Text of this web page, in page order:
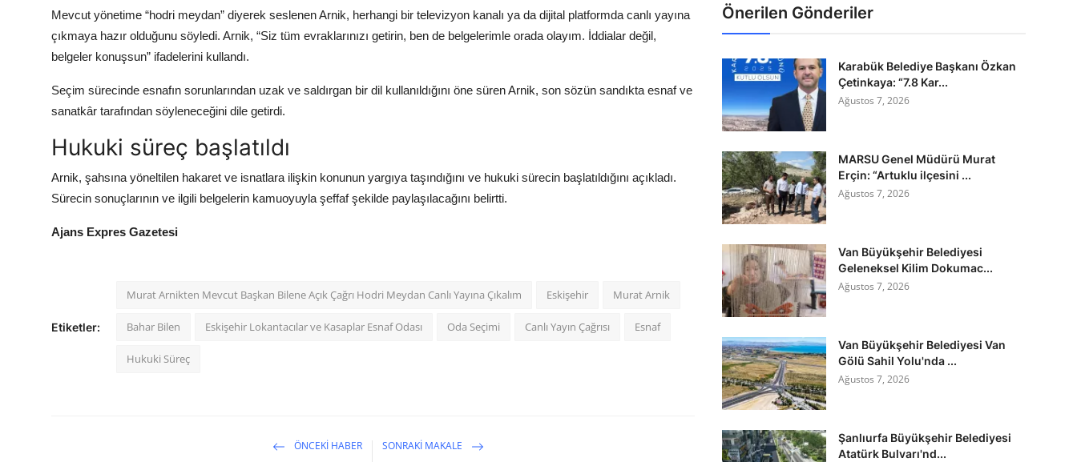
Mevcut yönetime “hodri meydan” diyerek seslenen Arnik, herhangi bir televizyon kanalı ya da dijital platformda canlı yayına
çıkmaya hazır olduğunu söyledi. Arnik, “Siz tüm evraklarınızı getirin, ben de belgelerimle orada olayım. İddialar değil,
belgeler konuşsun” ifadelerini kullandı.
Seçim sürecinde esnafın sorunlarından uzak ve saldırgan bir dil kullanıldığını öne süren Arnik, son sözün sandıkta esnaf ve
sanatkâr tarafından söyleneceğini dile getirdi.
Hukuki süreç başlatıldı
Arnik, şahsına yöneltilen hakaret ve isnatlara ilişkin konunun yargıya taşındığını ve hukuki sürecin başlatıldığını açıkladı.
Sürecin sonuçlarının ve ilgili belgelerin kamuoyuyla şeffaf şekilde paylaşılacağını belirtti.
Ajans Expres Gazetesi
Etiketler:
Murat Arnikten Mevcut Başkan Bilene Açık Çağrı Hodri Meydan Canlı Yayına Çıkalım Eskişehir Murat Arnik
Bahar Bilen Eskişehir Lokantacılar ve Kasaplar Esnaf Odası Oda Seçimi Canlı Yayın Çağrısı Esnaf
Hukuki Süreç
ÖNCEKI HABER SONRAKI MAKALE
Önerilen Gönderiler
Karabük Belediye Başkanı Özkan
Çetinkaya: “7.8 Kar...
Ağustos 7, 2026
MARSU Genel Müdürü Murat
Erçin: “Artuklu ilçesini ...
Ağustos 7, 2026
Van Büyükşehir Belediyesi
Geleneksel Kilim Dokumac...
Ağustos 7, 2026
Van Büyükşehir Belediyesi Van
Gölü Sahil Yolu'nda ...
Ağustos 7, 2026
Şanlıurfa Büyükşehir Belediyesi
Atatürk Bulvarı'nd...